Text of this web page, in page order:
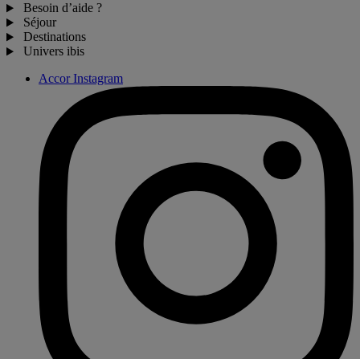
Besoin d’aide ?
Séjour
Destinations
Univers ibis
Accor Instagram